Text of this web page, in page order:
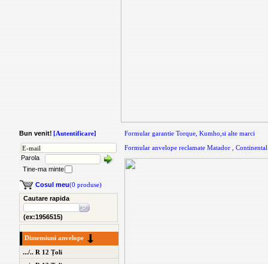
Bun venit! [Autentificare]
Parola
Tine-ma minte
Cosul meu(0 produse)
Cautare rapida
(ex:1956515)
Dimensiuni anvelope
.../.. R 12 Țoli
Formular garantie Torque, Kumho,si alte marci
Formular anvelope reclamate Matador ,